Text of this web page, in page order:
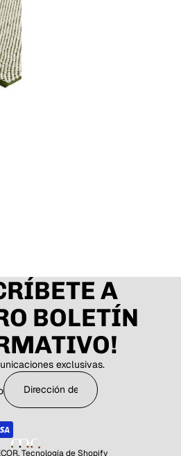
A
BOLETÍN
exclusivas.
,Tecnología de Shopify